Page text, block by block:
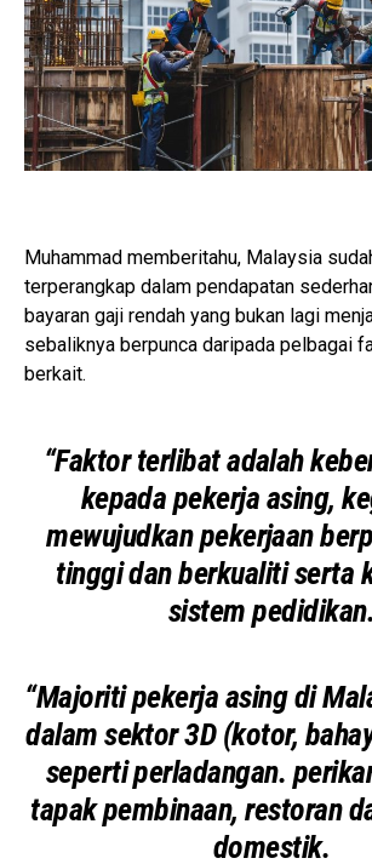
Muhammad memberitahu, Malaysia
terperangkap dalam pendapatan
bayaran gaji rendah yang bukan lagi
sebaliknya berpunca daripada pelbagai
berkait.
“Faktor terlibat adalah
kepada pekerja asing,
mewujudkan pekerjaan
tinggi dan berkualiti serta
sistem pedidikan.
“Majoriti pekerja asing di
dalam sektor 3D (kotor,
seperti perladangan.
tapak pembinaan, restoran
domestik.